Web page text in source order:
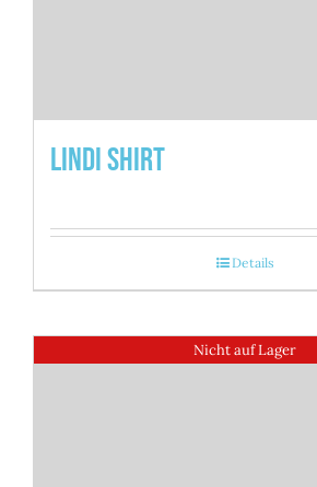
Lindi Shirt
Details
Nicht auf Lager